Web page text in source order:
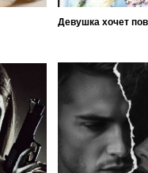
Девушка хочет